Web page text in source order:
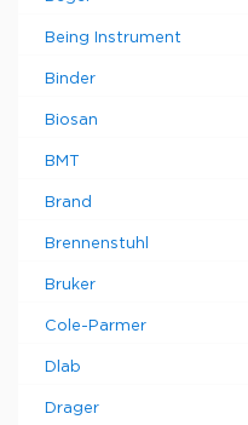
Being Instrument
Binder
Biosan
BMT
Brand
Brennenstuhl
Bruker
Cole-Parmer
Dlab
Drager